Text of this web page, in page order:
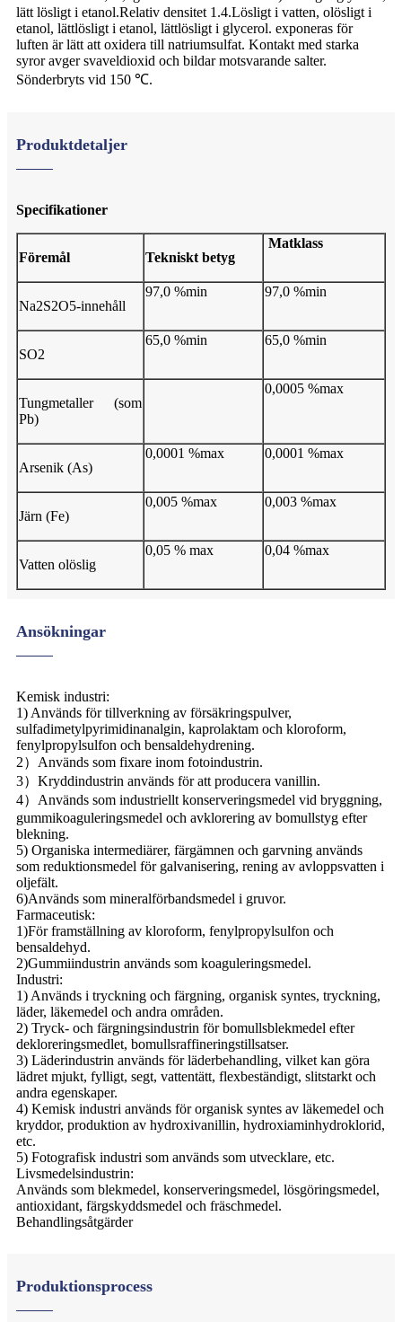
lätt lösligt i etanol.Relativ densitet 1.4.Lösligt i vatten, olösligt i
etanol, lättlösligt i etanol, lättlösligt i glycerol. exponeras för
luften är lätt att oxidera till natriumsulfat. Kontakt med starka
syror avger svaveldioxid och bildar motsvarande salter.
Sönderbryts vid 150 ℃.
Produktdetaljer
Specifikationer
Föremål Tekniskt betyg
Matklass
Na2S2O5-innehåll
97,0 %min 97,0 %min
SO2
65,0 %min 65,0 %min
Tungmetaller (som
Pb)
0,0005 %max
Arsenik (As)
0,0001 %max 0,0001 %max
Järn (Fe)
0,005 %max 0,003 %max
Vatten olöslig
0,05 % max 0,04 %max
Ansökningar
Kemisk industri:
1) Används för tillverkning av försäkringspulver,
sulfadimetylpyrimidinanalgin, kaprolaktam och kloroform,
fenylpropylsulfon och bensaldehydrening.
2）Används som fixare inom fotoindustrin.
3）Kryddindustrin används för att producera vanillin.
4）Används som industriellt konserveringsmedel vid bryggning,
gummikoaguleringsmedel och avklorering av bomullstyg efter
blekning.
5) Organiska intermediärer, färgämnen och garvning används
som reduktionsmedel för galvanisering, rening av avloppsvatten i
oljefält.
6)Används som mineralförbandsmedel i gruvor.
Farmaceutisk:
1)För framställning av kloroform, fenylpropylsulfon och
bensaldehyd.
2)Gummiindustrin används som koaguleringsmedel.
Industri:
1) Används i tryckning och färgning, organisk syntes, tryckning,
läder, läkemedel och andra områden.
2) Tryck- och färgningsindustrin för bomullsblekmedel efter
dekloreringsmedlet, bomullsraffineringstillsatser.
3) Läderindustrin används för läderbehandling, vilket kan göra
lädret mjukt, fylligt, segt, vattentätt, flexbeständigt, slitstarkt och
andra egenskaper.
4) Kemisk industri används för organisk syntes av läkemedel och
kryddor, produktion av hydroxivanillin, hydroxiaminhydroklorid,
etc.
5) Fotografisk industri som används som utvecklare, etc.
Livsmedelsindustrin:
Används som blekmedel, konserveringsmedel, lösgöringsmedel,
antioxidant, färgskyddsmedel och fräschmedel.
Behandlingsåtgärder
Produktionsprocess